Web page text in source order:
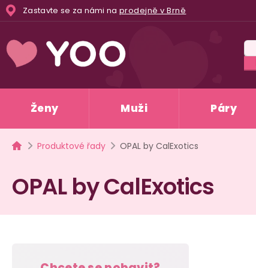
Přejít
na
Zastavte se za námi na prodejně v Brně
Ženy Muži Páry
Domů
Produktové řady OPAL by CalExotics
OPAL by CalExotics